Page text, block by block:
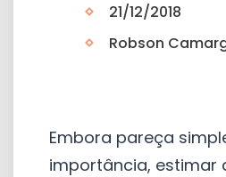
21/12/2018
Robson
Embora pareça
importância, estimar